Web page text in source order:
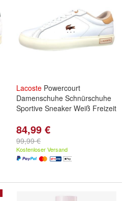
Lacoste Powercourt
Damenschuhe Schnürschuhe
Sportive Sneaker Weiß Freizeit
84,99 €
99,99 €
Kostenloser Versand